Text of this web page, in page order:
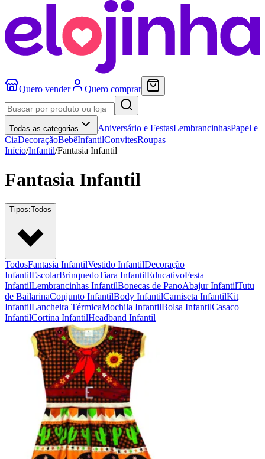
Quero vender Quero comprar
Todas as categorias Aniversário e FestasLembrancinhasPapel e
CiaDecoraçãoBebêInfantilConvitesRoupas
Início/Infantil/Fantasia Infantil
Fantasia Infantil
Tipos:Todos
TodosFantasia InfantilVestido InfantilDecoração
InfantilEscolarBrinquedoTiara InfantilEducativoFesta
InfantilLembrancinhas InfantilBonecas de PanoAbajur InfantilTutu
de BailarinaConjunto InfantilBody InfantilCamiseta InfantilKit
InfantilLancheira TérmicaMochila InfantilBolsa InfantilCasaco
InfantilCortina InfantilHeadband Infantil